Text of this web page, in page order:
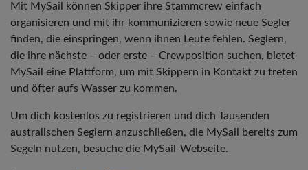
Mit MySail können Skipper ihre Stammcrew einfach
organisieren und mit ihr kommunizieren sowie neue Segler
finden, die einspringen, wenn ihnen Leute fehlen. Seglern,
die ihre nächste – oder erste – Crewposition suchen, bietet
MySail eine Plattform, um mit Skippern in Kontakt zu treten
und öfter aufs Wasser zu kommen.
Um dich kostenlos zu registrieren und dich Tausenden
australischen Seglern anzuschließen, die MySail bereits zum
Segeln nutzen, besuche die MySail-Webseite.